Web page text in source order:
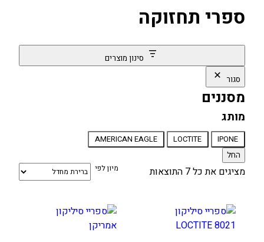
ספרי תחזוקה
סינון מוצרים
סגור
מסננים
מותג
מותג
IPONE
LOCTITE
AMERICAN EAGLE
החל
מציגים את כל ⁦7⁩ התוצאות מיון לפי